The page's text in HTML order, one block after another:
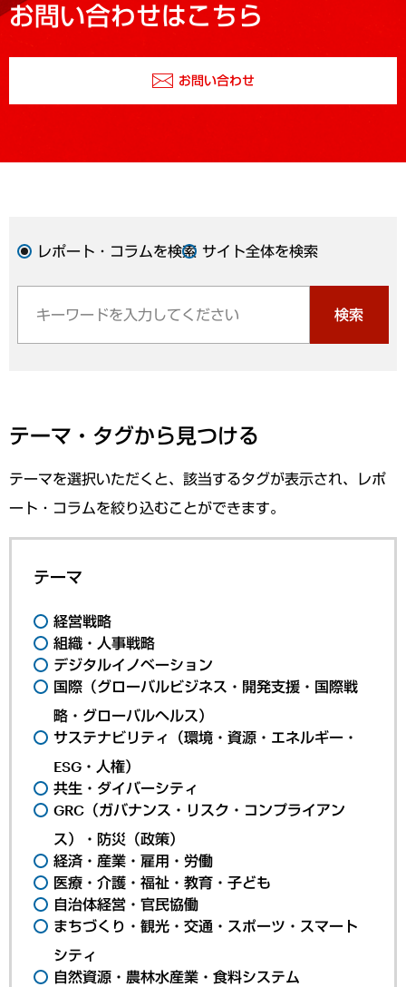
お問い合わせはこちら
お問い合わせ
レポート・コラムを検索 サイト全体を検索
検索
テーマ・タグから見つける
テーマを選択いただくと、該当するタグが表示され、レポ
ート・コラムを絞り込むことができます。
テーマ
経営戦略
組織・人事戦略
デジタルイノベーション
国際（グローバルビジネス・開発支援・国際戦
略・グローバルヘルス）
サステナビリティ（環境・資源・エネルギー・
ESG・人権）
共生・ダイバーシティ
GRC（ガバナンス・リスク・コンプライアン
ス）・防災（政策）
経済・産業・雇用・労働
医療・介護・福祉・教育・子ども
自治体経営・官民協働
まちづくり・観光・交通・スポーツ・スマート
シティ
自然資源・農林水産業・食料システム